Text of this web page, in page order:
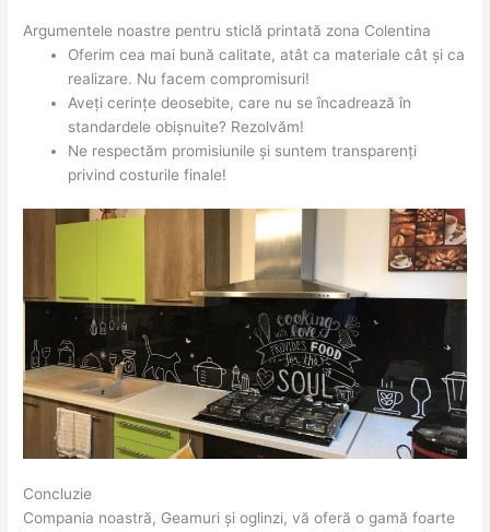
Argumentele noastre pentru sticlă printată zona Colentina
Oferim cea mai bună calitate, atât ca materiale cât și ca
realizare. Nu facem compromisuri!
Aveți cerințe deosebite, care nu se încadrează în
standardele obișnuite? Rezolvăm!
Ne respectăm promisiunile și suntem transparenți
privind costurile finale!
Concluzie
Compania noastră, Geamuri și oglinzi, vă oferă o gamă foarte